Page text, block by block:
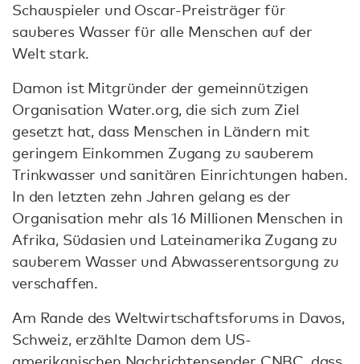
Schauspieler und Oscar-Preisträger für
sauberes Wasser für alle Menschen auf der
Welt stark.
Damon ist Mitgründer der gemeinnützigen
Organisation Water.org, die sich zum Ziel
gesetzt hat, dass Menschen in Ländern mit
geringem Einkommen Zugang zu sauberem
Trinkwasser und sanitären Einrichtungen haben.
In den letzten zehn Jahren gelang es der
Organisation mehr als 16 Millionen Menschen in
Afrika, Südasien und Lateinamerika Zugang zu
sauberem Wasser und Abwasserentsorgung zu
verschaffen.
Am Rande des Weltwirtschaftsforums in Davos,
Schweiz, erzählte Damon dem US-